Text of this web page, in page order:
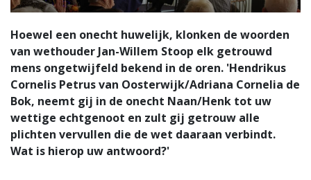
Hoewel een onecht huwelijk, klonken de woorden
van wethouder Jan-Willem Stoop elk getrouwd
mens ongetwijfeld bekend in de oren. 'Hendrikus
Cornelis Petrus van Oosterwijk/Adriana Cornelia de
Bok, neemt gij in de onecht Naan/Henk tot uw
wettige echtgenoot en zult gij getrouw alle
plichten vervullen die de wet daaraan verbindt.
Wat is hierop uw antwoord?'